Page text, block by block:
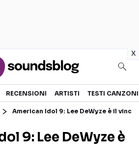
x
TESTI CANZONI
RECENSIONI ARTISTI TESTI CANZONI
American Idol 9: Lee DeWyze è il
9: Lee DeWyze è